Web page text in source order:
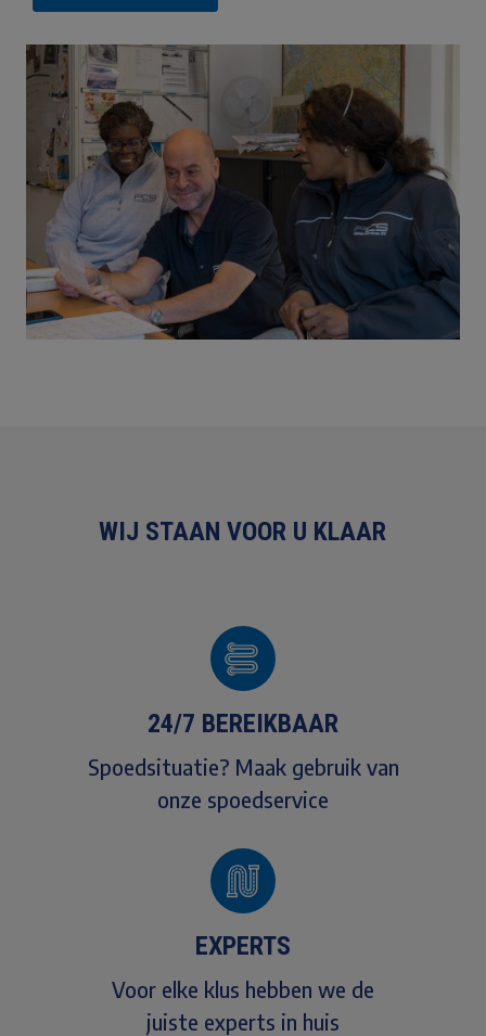
WIJ STAAN VOOR U KLAAR
24/7 BEREIKBAAR
Spoedsituatie? Maak gebruik van
onze spoedservice
EXPERTS
Voor elke klus hebben we de
juiste experts in huis